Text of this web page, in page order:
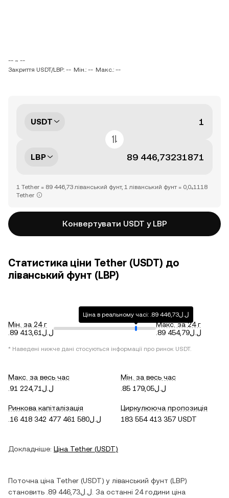
-- ~ --
Закриття USDT/LBP: -- Мін.: -- Макс.: --
USDT
LBP
1 Tether = 89 446,73 ліванський фунт, 1 ліванський фунт = 0,0₄1118
Tether
Конвертувати USDT у LBP
Статистика ціни Tether (USDT) до
ліванський фунт (LBP)
Мін. за 24 г
.ل.ل89 413,61
Ціна в реальному часі: .ل.ل89 446,73
Макс. за 24 г
.ل.ل89 454,79
* Наведені нижче дані стосуються інформації про ринок USDT.
Макс. за весь час
.ل.ل91 224,71
Мін. за весь час
.ل.ل85 179,05
Ринкова капіталізація
.ل.ل16 418 342 477 461 580
Циркулююча пропозиція
183 554 413 357 USDT
Докладніше: Ціна Tether (USDT)
Поточна ціна Tether (USDT) у ліванський фунт (LBP)
становить
.ل.ل89 446,73 . За останні 24 години ціна